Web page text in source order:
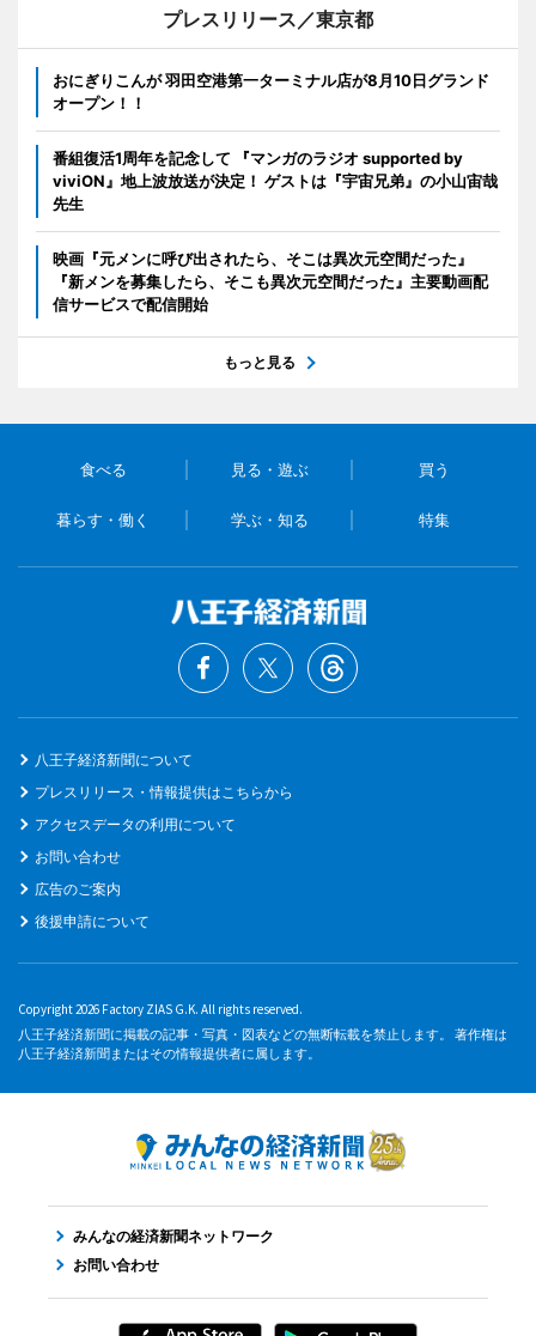
プレスリリース／東京都
おにぎりこんが 羽田空港第一ターミナル店が8月10日グランド
オープン！！
番組復活1周年を記念して 『マンガのラジオ supported by
viviON』地上波放送が決定！ ゲストは『宇宙兄弟』の小山宙哉
先生
映画『元メンに呼び出されたら、そこは異次元空間だった』
『新メンを募集したら、そこも異次元空間だった』主要動画配
信サービスで配信開始
もっと見る
食べる 見る・遊ぶ 買う
暮らす・働く 学ぶ・知る 特集
八王子経済新聞について
プレスリリース・情報提供はこちらから
アクセスデータの利用について
お問い合わせ
広告のご案内
後援申請について
Copyright 2026 Factory ZIAS G.K. All rights reserved.
八王子経済新聞に掲載の記事・写真・図表などの無断転載を禁止します。 著作権は
八王子経済新聞またはその情報提供者に属します。
みんなの経済新聞ネットワーク
お問い合わせ